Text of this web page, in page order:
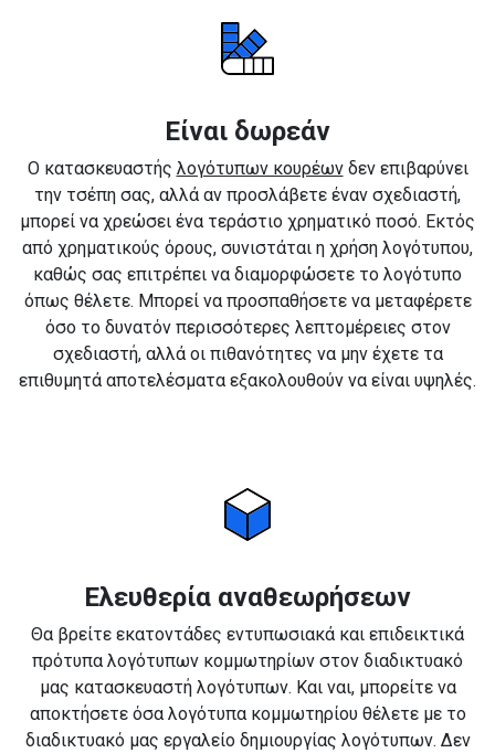
Είναι δωρεάν
Ο κατασκευαστής λογότυπων κουρέωνδεν επιβαρύνει
την τσέπη σας, αλλά αν προσλάβετε έναν σχεδιαστή,
μπορεί να χρεώσει ένα τεράστιο χρηματικό ποσό. Εκτός
από χρηματικούς όρους, συνιστάται η χρήση λογότυπου,
καθώς σας επιτρέπει να διαμορφώσετε το λογότυπο
όπως θέλετε. Μπορεί να προσπαθήσετε να μεταφέρετε
όσο το δυνατόν περισσότερες λεπτομέρειες στον
σχεδιαστή, αλλά οι πιθανότητες να μην έχετε τα
επιθυμητά αποτελέσματα εξακολουθούν να είναι υψηλές.
Ελευθερία αναθεωρήσεων
Θα βρείτε εκατοντάδες εντυπωσιακά και επιδεικτικά
πρότυπα λογότυπων κομμωτηρίων στον διαδικτυακό
μας κατασκευαστή λογότυπων. Και ναι, μπορείτε να
αποκτήσετε όσα λογότυπα κομμωτηρίου θέλετε με το
διαδικτυακό μας εργαλείο δημιουργίας λογότυπων. Δεν